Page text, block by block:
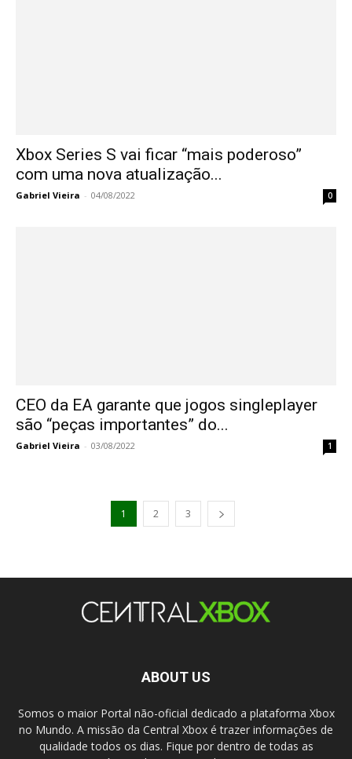
Xbox Series S vai ficar “mais poderoso”
com uma nova atualização...
Gabriel Vieira - 04/08/2022 0
CEO da EA garante que jogos singleplayer
são “peças importantes” do...
Gabriel Vieira - 03/08/2022 1
1 2 3
ABOUT US
Somos o maior Portal não-oficial dedicado a plataforma Xbox
no Mundo. A missão da Central Xbox é trazer informações de
qualidade todos os dias. Fique por dentro de todas as